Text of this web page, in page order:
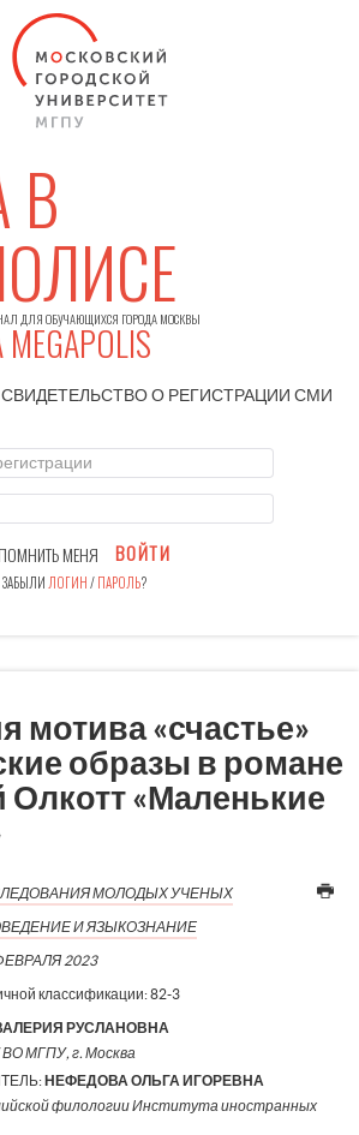
В
ДЛЯ ОБУЧАЮЩИХСЯ ГОРОДА МОСКВЫ
MEGAPOLIS
СВИДЕТЕЛЬСТВО О РЕГИСТРАЦИИСМИ
МЕНЯ ВОЙТИ
ЗАБЫЛИ ЛОГИН/ПАРОЛЬ?
мотива «счастье»
образы в романе
«Маленькие
МОЛОДЫХ УЧЕНЫХ
И ЯЗЫКОЗНАНИЕ
2023
классификации:82-3
РУСЛАНОВНА
ВО МГПУ, г. Москва
НЕФЕДОВА ОЛЬГА ИГОРЕВНА
филологии Института иностранных